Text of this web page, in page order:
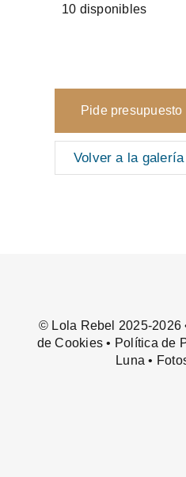
10 disponibles
Pide presupuesto
Volver a la galería
© Lola Rebel 2025-2026
de Cookies • Política de
Luna •